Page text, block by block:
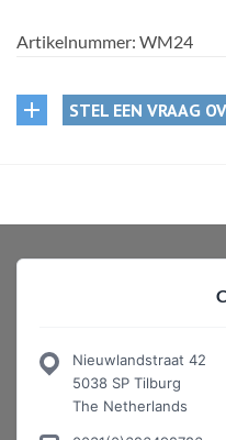
Artikelnummer: WM24
STEL EEN VRAAG
Nieuwlandstraat 42
5038 SP Tilburg
The Netherlands